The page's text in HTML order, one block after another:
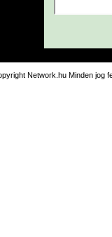
Network.hu Minden jog